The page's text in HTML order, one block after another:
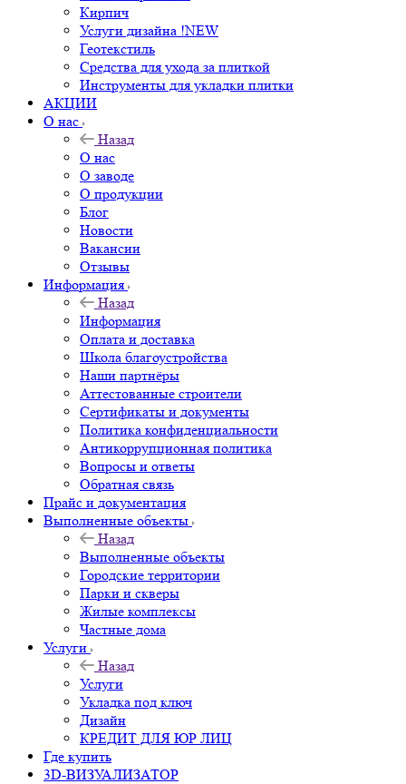
Кирпич
Услуги дизайна !NEW
Геотекстиль
Средства для ухода за плиткой
Инструменты для укладки плитки
АКЦИИ
О нас
Назад
О нас
О заводе
О продукции
Блог
Новости
Вакансии
Отзывы
Информация
Назад
Информация
Оплата и доставка
Школа благоустройства
Наши партнёры
Аттестованные строители
Сертификаты и документы
Политика конфиденциальности
Антикоррупционная политика
Вопросы и ответы
Обратная связь
Прайс и документация
Выполненные объекты
Назад
Выполненные объекты
Городские территории
Парки и скверы
Жилые комплексы
Частные дома
Услуги
Назад
Услуги
Укладка под ключ
Дизайн
КРЕДИТ ДЛЯ ЮР ЛИЦ
Где купить
3D-ВИЗУАЛИЗАТОР